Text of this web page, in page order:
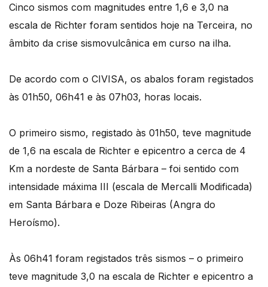
Cinco sismos com magnitudes entre 1,6 e 3,0 na
escala de Richter foram sentidos hoje na Terceira, no
âmbito da crise sismovulcânica em curso na ilha.
De acordo com o CIVISA, os abalos foram registados
às 01h50, 06h41 e às 07h03, horas locais.
O primeiro sismo, registado às 01h50, teve magnitude
de 1,6 na escala de Richter e epicentro a cerca de 4
Km a nordeste de Santa Bárbara – foi sentido com
intensidade máxima III (escala de Mercalli Modificada)
em Santa Bárbara e Doze Ribeiras (Angra do
Heroísmo).
Às 06h41 foram registados três sismos – o primeiro
teve magnitude 3,0 na escala de Richter e epicentro a